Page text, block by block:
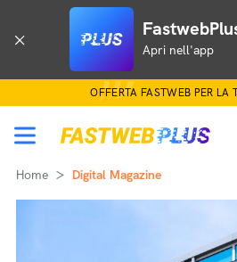
Apri nell'app
OFFERTA FASTWEB PER LA
Home Digital Magazine